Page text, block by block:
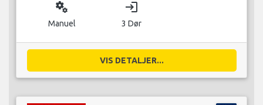
miscellaneous_services
Manuel
login
3 Dør
VIS DETALJER...